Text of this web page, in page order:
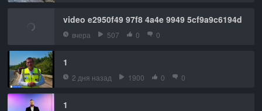
video e2950f49 97f8 4a4e 9949 5cf9a9c6194d
вчера 507 0 0
1
2 дня назад 1900 0 0
1